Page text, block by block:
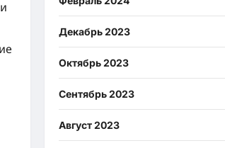
Декабрь 2023
Октябрь 2023
Сентябрь 2023
Август 2023